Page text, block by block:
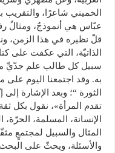
الخميني شاعرًا، والتقريب
عبّاس هي أنموذجٌ، ومثالٌ رفيع
قلّ نظيره في هذا الزمن،
الذاتيّة، التي عكفت على
سبيل كل طالب علم جدّيِّ
به. وقد اجتمعنا اليوم على
الثورة “؛ وبعد الإشارة
تقدم المرأة»، نقول بكل
الإنسانة، المسلمة،
المثال والسبيل لمجتمعٍ
والأسئلة، ويحثّ على